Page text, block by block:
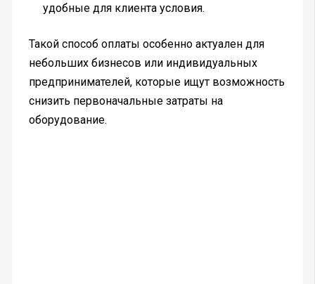
удобные для клиента условия.
Такой способ оплаты особенно актуален для
небольших бизнесов или индивидуальных
предпринимателей, которые ищут возможность
снизить первоначальные затраты на
оборудование.